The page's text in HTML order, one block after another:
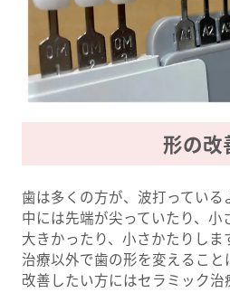
形の改
歯は多くの方が、波打っている
中には先端が尖っていたり、小
大きかったり、小さかたりしま
治療以外で歯の形を変えるこ
改善したい方にはセラミック治